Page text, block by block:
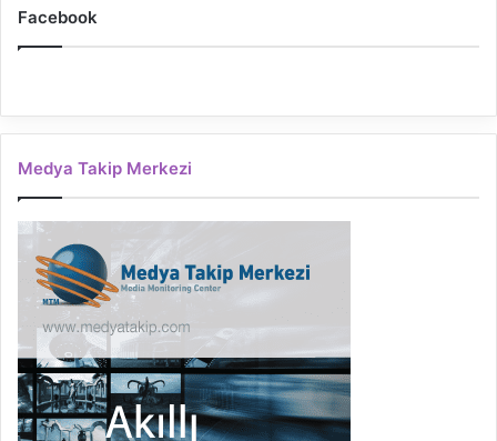
Facebook
Medya Takip Merkezi